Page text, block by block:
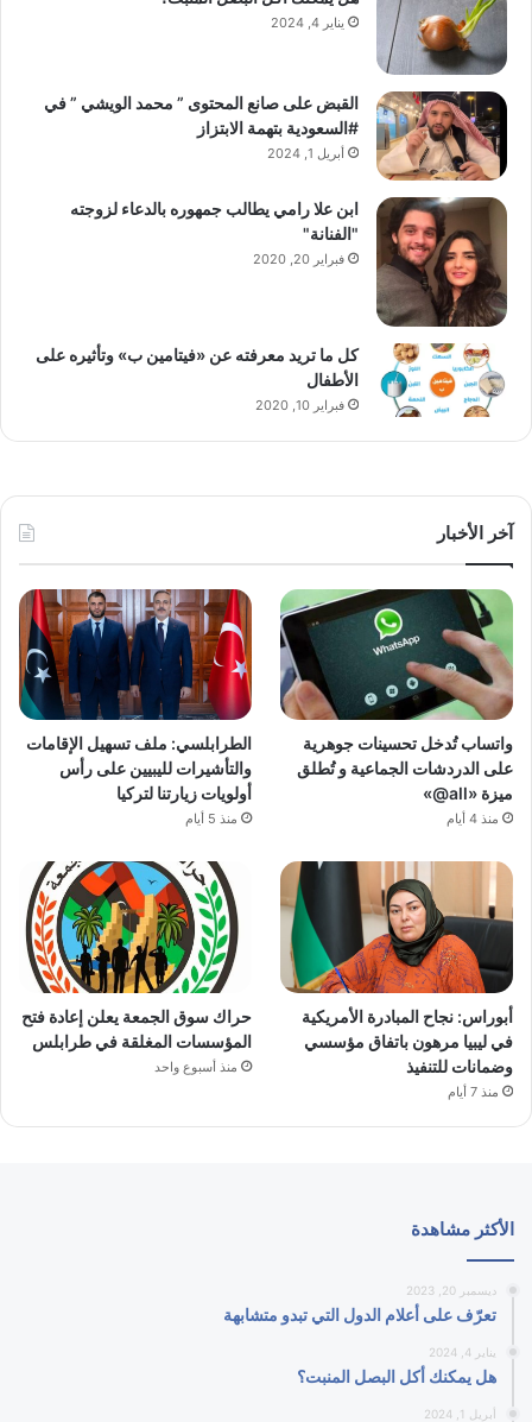
يناير 4, 2024
القبض على صانع المحتوى ” محمد الويشي ” في
#السعودية بتهمة الابتزاز
أبريل 1, 2024
ابن علا رامي يطالب جمهوره بالدعاء لزوجته
"الفنانة"
فبراير 20, 2020
كل ما تريد معرفته عن «فيتامين ب» وتأثيره على
الأطفال
فبراير 10, 2020
آخر الأخبار
واتساب تُدخل تحسينات جوهرية
على الدردشات الجماعية و تُطلق
ميزة «all@»
منذ 4 أيام
الطرابلسي: ملف تسهيل الإقامات
والتأشيرات لليبيين على رأس
أولويات زيارتنا لتركيا
منذ 5 أيام
أبوراس: نجاح المبادرة الأمريكية
في ليبيا مرهون باتفاق مؤسسي
وضمانات للتنفيذ
منذ 7 أيام
حراك سوق الجمعة يعلن إعادة فتح
المؤسسات المغلقة في طرابلس
منذ أسبوع واحد
الأكثر مشاهدة
ديسمبر 20, 2023
تعرّف على أعلام الدول التي تبدو متشابهة
يناير 4, 2024
هل يمكنك أكل البصل المنبت؟
أبريل 1, 2024